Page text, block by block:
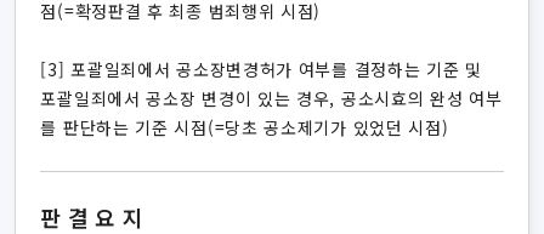
점(=확정판결 후 최종 범죄행위 시점)
[3] 포괄일죄에서 공소장변경허가 여부를 결정하는 기준 및
포괄일죄에서 공소장 변경이 있는 경우, 공소시효의 완성 여부
를 판단하는 기준 시점(=당초 공소제기가 있었던 시점)
판결요지